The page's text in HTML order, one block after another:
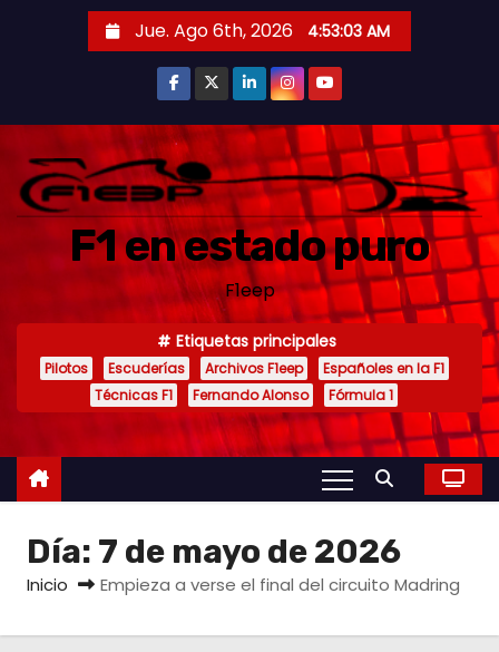
i
Jue. Ago 6th, 2026 4:53:04 AM
F1 en estado puro
F1eep
Etiquetas principales
Pilotos Escuderías Archivos F1eep
Españoles en la F1
Técnicas F1
Fernando Alonso Fórmula 1
Día: 7 de mayo de 2026
Inicio Empieza a verse el final del circuito Madring